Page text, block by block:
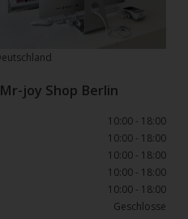
joy Shop Berlin
10:00 - 18:00
10:00 - 18:00
10:00 - 18:00
10:00 - 18:00
10:00 - 18:00
Geschlosse